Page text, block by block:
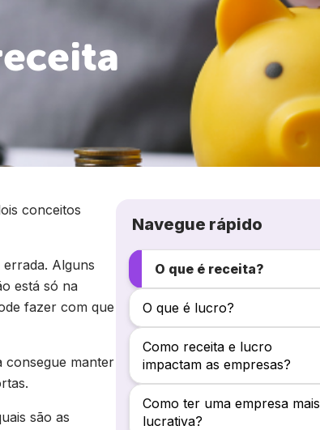
conceitos
Alguns
está só na
fazer com que
consegue manter
são as
Navegue rápido
O que é receita?
O que é lucro?
Como receita e lucro
impactam as empresas?
Como ter uma empresa mais
lucrativa?